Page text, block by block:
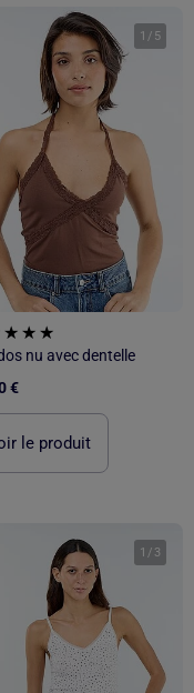
1 / 5
nu avec dentelle
€
le produit
1 / 3